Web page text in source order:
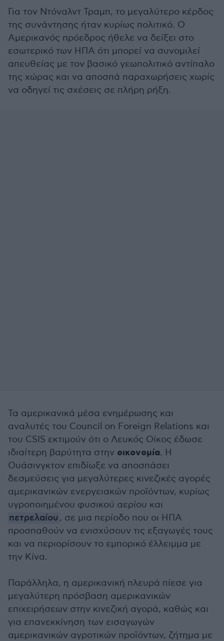
Για τον Ντόναλντ Τραμπ, το μεγαλύτερο κέρδος
της συνάντησης ήταν κυρίως πολιτικό. Ο
Αμερικανός πρόεδρος ήθελε να δείξει στο
εσωτερικό των ΗΠΑ ότι μπορεί να συνομιλεί
απευθείας με τον βασικό γεωπολιτικό αντίπαλο
της χώρας και να αποσπά παραχωρήσεις χωρίς
να οδηγεί τις σχέσεις σε πλήρη ρήξη.
Τα αμερικανικά μέσα ενημέρωσης και
αναλυτές του Council on Foreign Relations και
του CSIS εκτιμούν ότι ο Λευκός Οίκος έδωσε
ιδιαίτερη βαρύτητα στην οικονομία. Η
Ουάσινγκτον επιδίωξε να αποσπάσει
δεσμεύσεις για μεγαλύτερες κινεζικές αγορές
αμερικανικών ενεργειακών προϊόντων, κυρίως
υγροποιημένου φυσικού αερίου και
πετρελαίου , σε μια περίοδο που οι ΗΠΑ
προσπαθούν να ενισχύσουν τις εξαγωγές τους
και να περιορίσουν το εμπορικό έλλειμμα με
την Κίνα.
Παράλληλα, η αμερικανική πλευρά πίεσε για
μεγαλύτερη πρόσβαση αμερικανικών
επιχειρήσεων στην κινεζική αγορά, καθώς και
για επανεκκίνηση των εισαγωγών
αμερικανικών αγροτικών προϊόντων, ζήτημα με